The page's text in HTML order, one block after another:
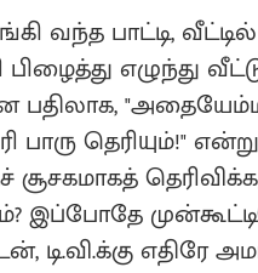
வந்த பாட்டி,
எழுந்து
பதிலாக,
பாரு தெரியும்!"
இப்போதே
டி.வி.க்கு எதிரே